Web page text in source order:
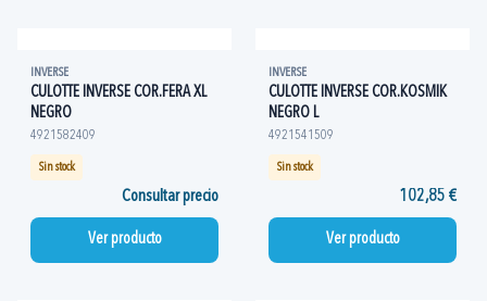
INVERSE
CULOTTE INVERSE COR.FERA XL
NEGRO
4921582409
Sin stock
Consultar precio
Ver producto
INVERSE
CULOTTE INVERSE COR.KOSMIK
NEGRO L
4921541509
Sin stock
102,85 €
Ver producto